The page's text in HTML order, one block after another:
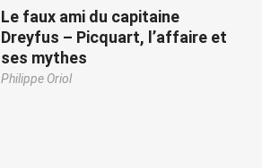
Le faux ami du capitaine
Dreyfus – Picquart, l’affaire et
ses mythes
Philippe Oriol